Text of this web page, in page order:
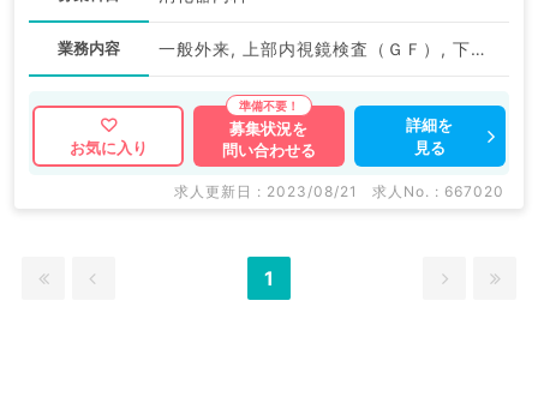
業務内容 一般外来, 上部内視鏡検査（ＧＦ）, 下部内視鏡検査（ＣＦ）
お気に入り
募集状況を
問い合わせる
詳細を
見る
求人更新日 : 2023/08/21 求人No. : 667020
1